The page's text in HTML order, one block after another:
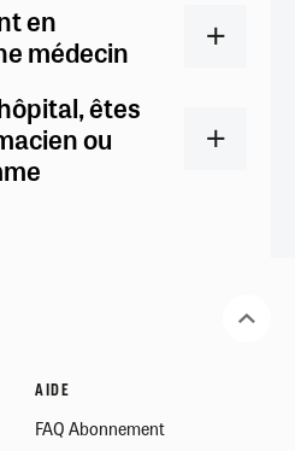
en
médecin
êtes
ou
AIDE
FAQ Abonnement